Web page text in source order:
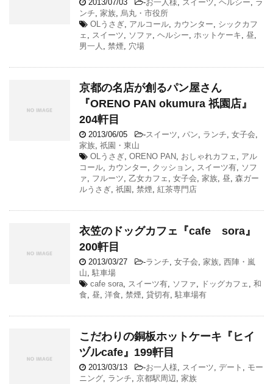
2013/07/03 -お一人様, スイーツ, ヘルシー, ラ
ンチ, 家族, 烏丸・市役所
OLうさぎ, アルコール, カウンター, シックカフ
ェ , スイーツ, ソファ, ヘルシー, ホットケーキ, 昼,
男一人 , 禁煙, 穴場
京都の名店が創るパン屋さん
『ORENO PAN okumura 祇園店』
204軒目
2013/06/05 -スイーツ, パン, ランチ, 女子会,
家族, 祇園・東山
OLうさぎ, ORENO PAN, おしゃれカフェ , アル
コール, カウンター, クッション, スイーツ有, ソフ
ァ, フルーツ, 乙女カフェ , 女子会, 家族, 昼, 森ガー
ルうさぎ, 祇園 , 禁煙, 紅茶専門店
衣笠のドッグカフェ『cafe sora』
200軒目
2013/03/27 -ランチ, 女子会, 家族, 西陣・嵐
山, 駐車場
cafe sora, スイーツ有, ソファ, ドッグカフェ , 和
食, 昼, 洋食, 禁煙, 貸切有, 駐車場有
こだわりの銅板ホットケーキ『ヒイ
ヅルcafe』199軒目
2013/03/13 -お一人様, スイーツ, デート , モー
ニング, ランチ, 京都駅周辺, 家族